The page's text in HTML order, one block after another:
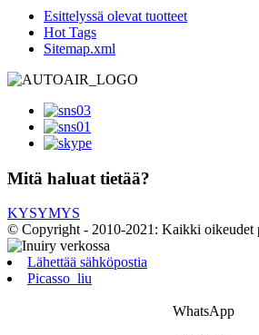
Esittelyssä olevat tuotteet
Hot Tags
Sitemap.xml
Mitä haluat tietää?
KYSYMYS
© Copyright - 2010-2021: Kaikki oikeudet
Lähettää sähköpostia
Picasso_liu
WhatsApp